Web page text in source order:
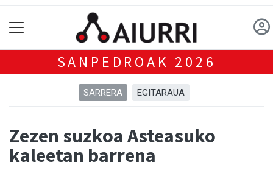
SANPEDROAK 2026
SARRERA EGITARAUA
Zezen suzkoa Asteasuko
kaleetan barrena